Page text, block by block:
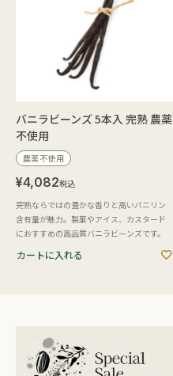
バニラビーンズ 5本入 完熟 農薬
不使用
農薬不使用
¥4,082税込
完熟ならではの豊かな香りと高いバニリン
含有量が魅力。製菓やアイス、カスタード
におすすめの高品質バニラビーンズです。
カートに入れる